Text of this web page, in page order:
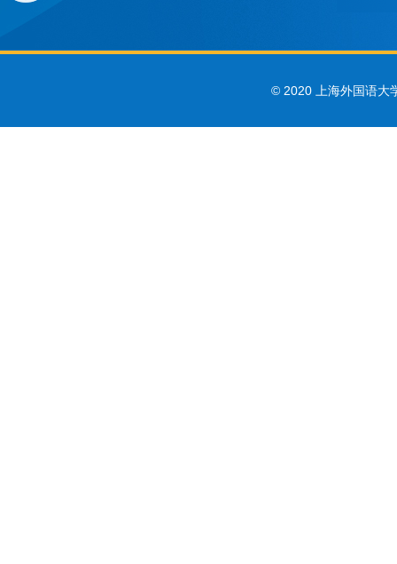
© 2020 上海外国语大